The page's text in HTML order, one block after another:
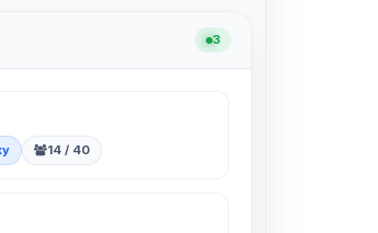
3
14 / 40